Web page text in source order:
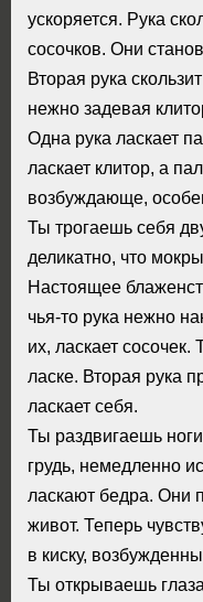
ускоряется. Рука
сосочков. Они
Вторая рука
нежно задевая
Одна рука ласкает
ласкает клитор, а
возбуждающе,
Ты трогаешь себя
деликатно, что
Настоящее
чья-то рука нежно
их, ласкает
ласке. Вторая рука
ласкает себя.
Ты раздвигаешь
грудь, немедленно
ласкают бедра. Они
живот. Теперь
в киску,
Ты открываешь